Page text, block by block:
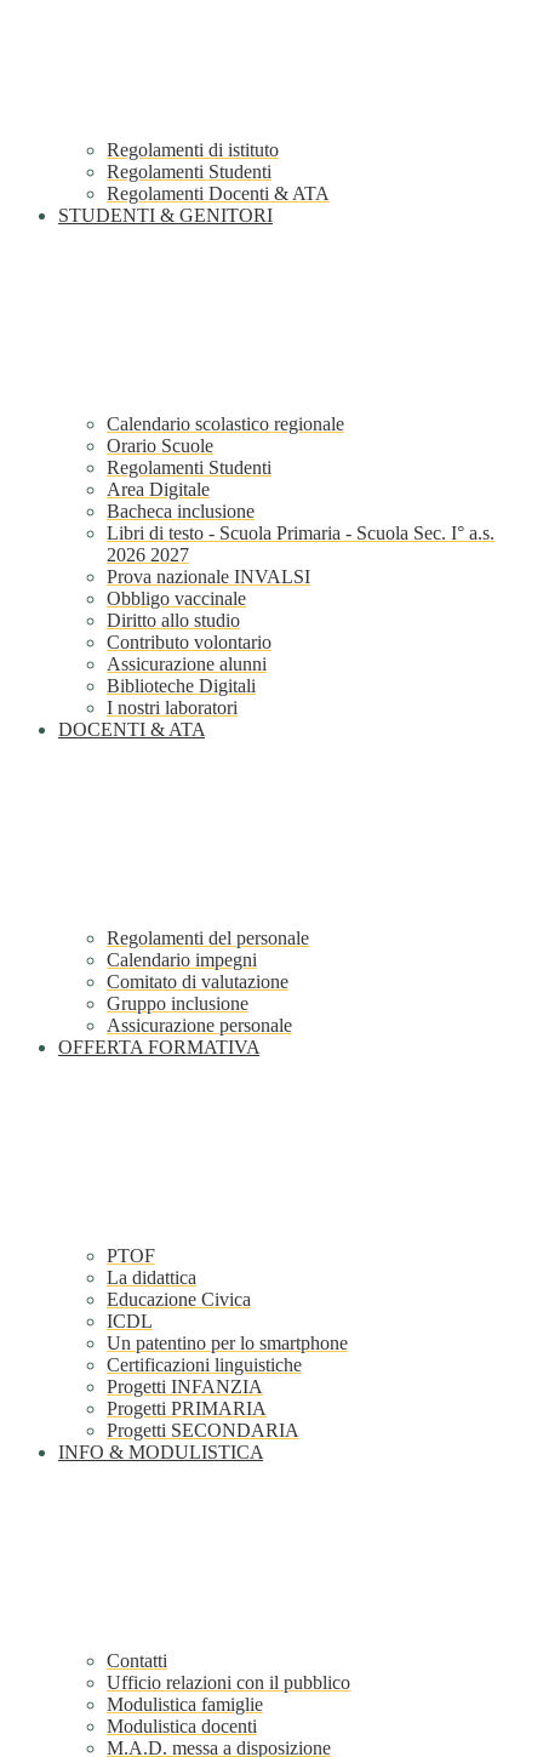
Regolamenti di istituto
Regolamenti Studenti
Regolamenti Docenti & ATA
STUDENTI & GENITORI
Calendario scolastico regionale
Orario Scuole
Regolamenti Studenti
Area Digitale
Bacheca inclusione
Libri di testo - Scuola Primaria - Scuola Sec. I° a.s.
2026 2027
Prova nazionale INVALSI
Obbligo vaccinale
Diritto allo studio
Contributo volontario
Assicurazione alunni
Biblioteche Digitali
I nostri laboratori
DOCENTI & ATA
Regolamenti del personale
Calendario impegni
Comitato di valutazione
Gruppo inclusione
Assicurazione personale
OFFERTA FORMATIVA
PTOF
La didattica
Educazione Civica
ICDL
Un patentino per lo smartphone
Certificazioni linguistiche
Progetti INFANZIA
Progetti PRIMARIA
Progetti SECONDARIA
INFO & MODULISTICA
Contatti
Ufficio relazioni con il pubblico
Modulistica famiglie
Modulistica docenti
M.A.D. messa a disposizione